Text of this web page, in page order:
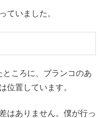
ていました。
ころに、ブランコのあ
位置しています。
はありません。僕が行っ